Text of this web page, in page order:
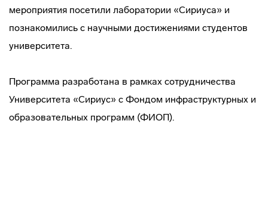
мероприятия посетили лаборатории «Сириуса» и
познакомились с научными достижениями студентов
университета.
Программа разработана в рамках сотрудничества
Университета «Сириус» с Фондом инфраструктурных и
образовательных программ (ФИОП).